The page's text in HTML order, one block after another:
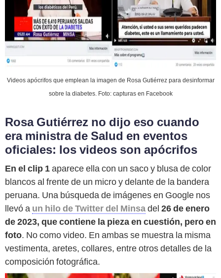
Videos apócrifos que emplean la imagen de Rosa Gutiérrez para desinformar
sobre la diabetes. Foto: capturas en Facebook
Rosa Gutiérrez no dijo eso cuando
era ministra de Salud en eventos
oficiales: los videos son apócrifos
En el clip 1aparece ella con un saco y blusa de color
blancos al frente de un micro y delante de la bandera
peruana. Una búsqueda de imágenes en Google nos
llevó a un hilo de Twitter del Minsadel 26 de enero
de 2023, que contiene la pieza en cuestión, pero en
foto. No como video. En ambas se muestra la misma
vestimenta, aretes, collares, entre otros detalles de la
composición fotográfica.